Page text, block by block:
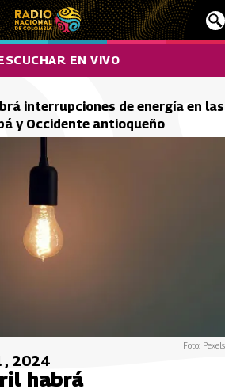
EN VIVO
interrupciones de energía en las
y Occidente antioqueño
Foto: Pexels
, 2024
habrá